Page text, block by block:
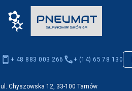
+ 48 883 003 266 + (14) 65 78 130
ul. Chyszowska 12, 33-100 Tarnów